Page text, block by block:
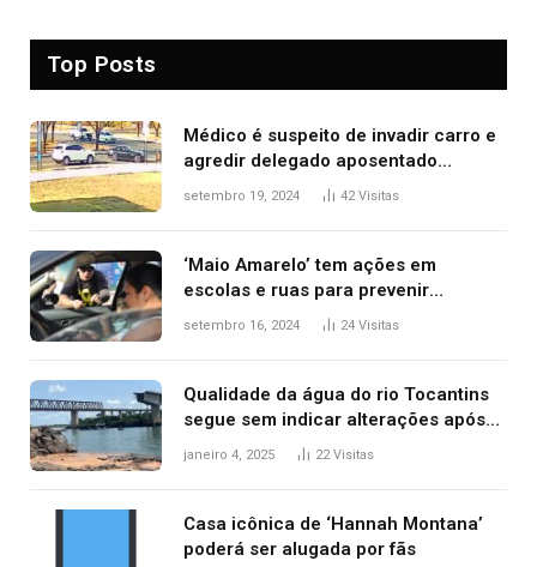
Top Posts
Médico é suspeito de invadir carro e
agredir delegado aposentado
durante confusão no trânsito
setembro 19, 2024 42Visitas
‘Maio Amarelo’ tem ações em
escolas e ruas para prevenir
acidentes no trânsito no AP
setembro 16, 2024 24 Visitas
Qualidade da água do rio Tocantins
segue sem indicar alterações após
desabamento da ponte entre MA e
janeiro 4, 2025 22Visitas
Casa icônica de ‘Hannah Montana’
poderá ser alugada por fãs